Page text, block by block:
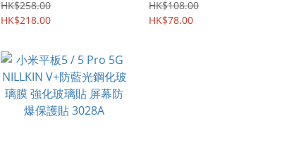
護殼 翻頁皮套Flip Cover
Case 5955A
HK$258.00
HK$218.00
化鋼化玻璃貼膜 雙片裝
0367A
HK$108.00
HK$78.00